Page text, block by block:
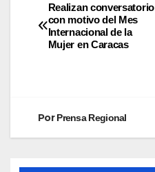
Realizan conversatorio
con motivo del Mes
Internacional de la
Mujer en Caracas
PorPrensa Regional